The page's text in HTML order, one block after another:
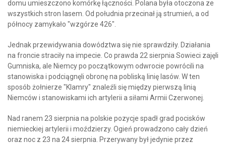
domu umieszczono komórkę łączności. Polana była otoczona ze
wszystkich stron lasem. Od południa przecinał ją strumień, a od
północy zamykało "wzgórze 426".
Jednak przewidywania dowództwa się nie sprawdziły. Działania
na froncie straciły na impecie. Co prawda 22 sierpnia Sowieci zajęli
Gumniska, ale Niemcy po początkowym odwrocie powrócili na
stanowiska i podciągnęli obronę na pobliską linię lasów. W ten
sposób żołnierze "Klamry" znaleźli się między pierwszą linią
Niemców i stanowiskami ich artylerii a siłami Armii Czerwonej.
Nad ranem 23 sierpnia na polskie pozycje spadł grad pocisków
niemieckiej artylerii i moździerzy. Ogień prowadzono cały dzień
oraz noc z 23 na 24 sierpnia. Przerywany był jedynie przez